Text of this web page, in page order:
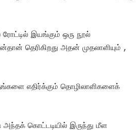
இயங்கும் ஒரு நூல்
தெரிகிறது அதன் முதலாளியும் ,
எதிர்க்கும் தொழிலாளிகளைக்
அந்தக் கொட்டடியில் இருந்து மீள